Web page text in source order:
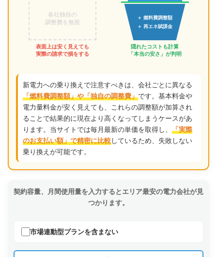
各社独自の
調整費を無視
表面上は安く見えても
実際の請求で損をする
＋ 燃料費調整額
＋ 再エネ賦課金
隠れたコストも計算
「本当の安さ」が判明
新電力への乗り換えで注意すべきは、会社ごとに異なる
「燃料費調整額」や「独自の調整費」です。基本料金や
電力量料金が安く見えても、これらの調整額が加算され
ることで結果的に現在より高くなってしまうケースがあ
ります。当サイトでは毎月最新の単価を取得し、 「実際
のお支払い額」で精密に比較しているため、失敗しない
乗り換えが可能です。
契約容量、月間使用量を入力するとエリア最安の電力会社が見
つかります。
市場連動型プランを含まない